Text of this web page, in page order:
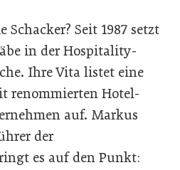
Seit 1987 setzt
in der Hospitality-
Ihre Vita listet eine
renommierten Hotel-
auf. Markus
der
es auf den Punkt: